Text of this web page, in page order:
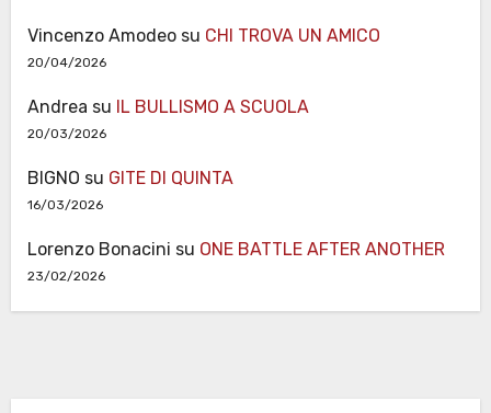
Vincenzo Amodeosu CHI TROVA UN AMICO
20/04/2026
Andrea su IL BULLISMO A SCUOLA
20/03/2026
BIGNO su GITE DI QUINTA
16/03/2026
Lorenzo Bonacini su ONE BATTLE AFTER ANOTHER
23/02/2026